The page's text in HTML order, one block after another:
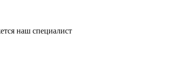
наш специалист